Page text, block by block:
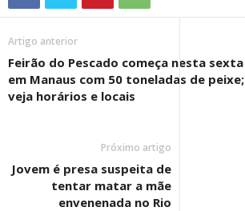
Artigo anterior
Feirão do Pescado começa nesta sexta
em Manaus com 50 toneladas de peixe;
veja horários e locais
Próximo artigo
Jovem é presa suspeita de
tentar matar a mãe
envenenada no Rio